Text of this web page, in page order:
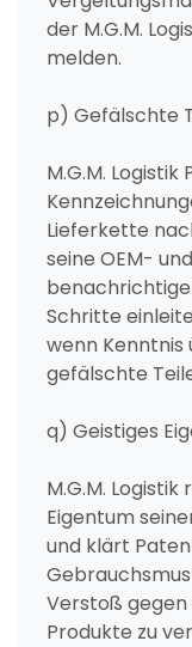
der M.G.M.
melden.
p) Gefälschte
M.G.M.
Lieferkette
seine OEM-
Schritte
wenn
gefälschte
q) Geistiges
M.G.M.
Eigentum
und klärt
Verstoß
Produkte zu